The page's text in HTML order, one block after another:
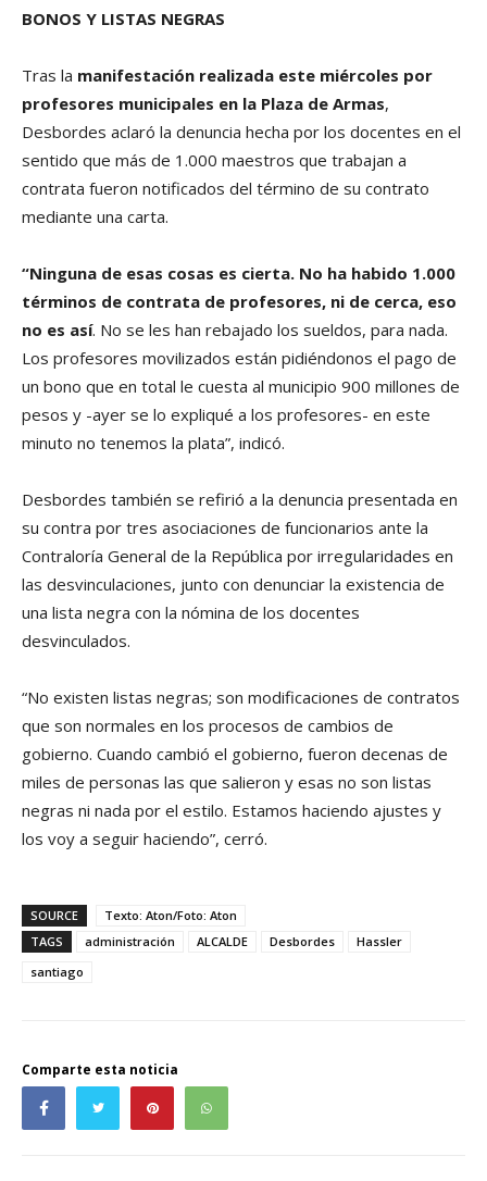
BONOS Y LISTAS NEGRAS
Tras la manifestación realizada este miércoles por
profesores municipales en la Plaza de Armas,
Desbordes aclaró la denuncia hecha por los docentes en el
sentido que más de 1.000 maestros que trabajan a
contrata fueron notificados del término de su contrato
mediante una carta.
“Ninguna de esas cosas es cierta. No ha habido 1.000
términos de contrata de profesores, ni de cerca, eso
no es así. No se les han rebajado los sueldos, para nada.
Los profesores movilizados están pidiéndonos el pago de
un bono que en total le cuesta al municipio 900 millones de
pesos y -ayer se lo expliqué a los profesores- en este
minuto no tenemos la plata”, indicó.
Desbordes también se refirió a la denuncia presentada en
su contra por tres asociaciones de funcionarios ante la
Contraloría General de la República por irregularidades en
las desvinculaciones, junto con denunciar la existencia de
una lista negra con la nómina de los docentes
desvinculados.
“No existen listas negras; son modificaciones de contratos
que son normales en los procesos de cambios de
gobierno. Cuando cambió el gobierno, fueron decenas de
miles de personas las que salieron y esas no son listas
negras ni nada por el estilo. Estamos haciendo ajustes y
los voy a seguir haciendo”, cerró.
SOURCE
Texto: Aton/Foto: Aton
TAGS
administración ALCALDE Desbordes
Hassler
santiago
Comparte esta noticia